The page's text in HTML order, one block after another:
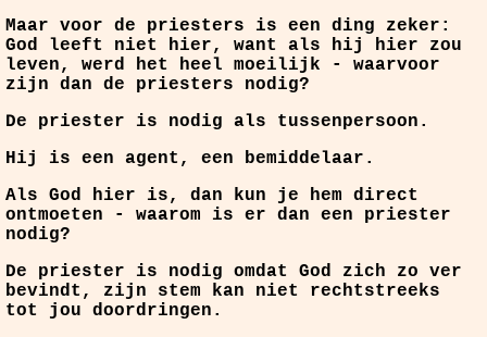
Maar voor de priesters is een ding zeker:
God leeft niet hier, want als hij hier zou
leven, werd het heel moeilijk - waarvoor
zijn dan de priesters nodig?
De priester is nodig als tussenpersoon.
Hij is een agent, een bemiddelaar.
Als God hier is, dan kun je hem direct
ontmoeten - waarom is er dan een priester
nodig?
De priester is nodig omdat God zich zo ver
bevindt, zijn stem kan niet rechtstreeks
tot jou doordringen.